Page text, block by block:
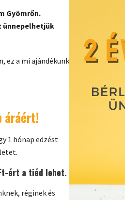
Gyömrőn.
ünnepelhetjük
ez a mi ajándékunk
áráért!
1 hónap edzést
ért a tiéd lehet.
réginek és